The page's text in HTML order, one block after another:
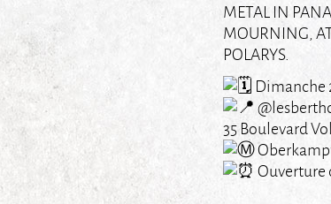
METAL IN
MOURNING,
POLARYS.
Dimanche
35 Boulevard
Ouverture